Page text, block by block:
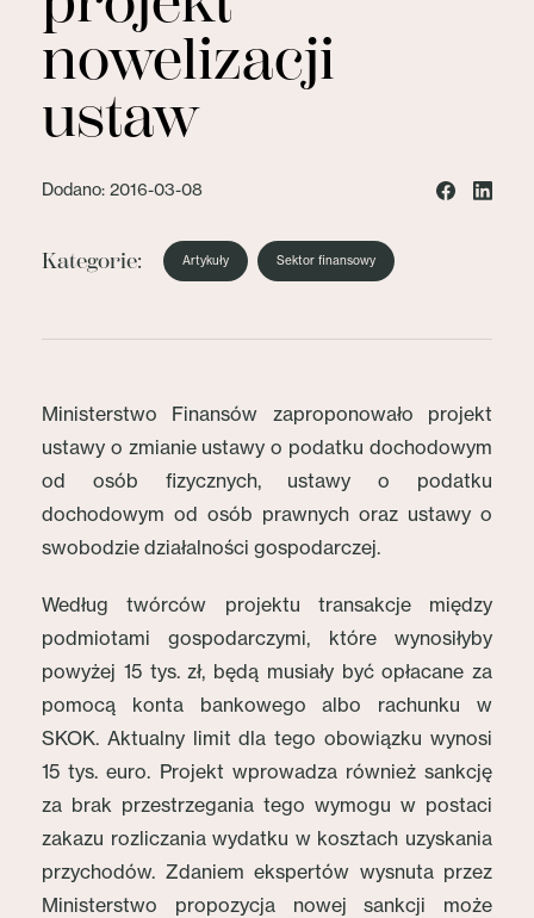
nowelizacji
ustaw
Dodano: 2016-03-08
Kategorie: Artykuły Sektor finansowy
Ministerstwo Finansów zaproponowało projekt
ustawy o zmianie ustawy o podatku dochodowym
od osób fizycznych, ustawy o podatku
dochodowym od osób prawnych oraz ustawy o
swobodzie działalności gospodarczej.
Według twórców projektu transakcje między
podmiotami gospodarczymi, które wynosiłyby
powyżej 15 tys. zł, będą musiały być opłacane za
pomocą konta bankowego albo rachunku w
SKOK. Aktualny limit dla tego obowiązku wynosi
15 tys. euro. Projekt wprowadza również sankcję
za brak przestrzegania tego wymogu w postaci
zakazu rozliczania wydatku w kosztach uzyskania
przychodów. Zdaniem ekspertów wysnuta przez
Ministerstwo propozycja nowej sankcji może